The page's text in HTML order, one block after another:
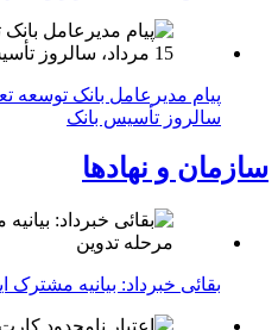
سالروز تأسیس بانک
سازمان و نهادها
بقائی خبرداد: بیانیه